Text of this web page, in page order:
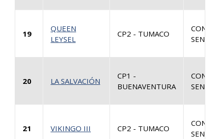
19
QUEEN
LEYSEL
CP2 - TUMACO
20 LA SALVACIÓN
CP1 -
BUENAVENTURA
21 VIKINGO III CP2 - TUMACO